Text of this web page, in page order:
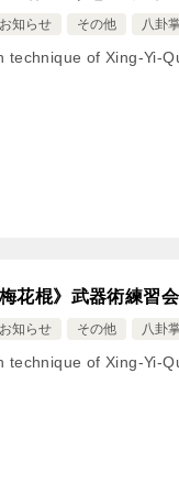
お知らせ その他 八卦
of Xing-Yi-
花棍》武器術練習会
お知らせ その他 八卦
of Xing-Yi-